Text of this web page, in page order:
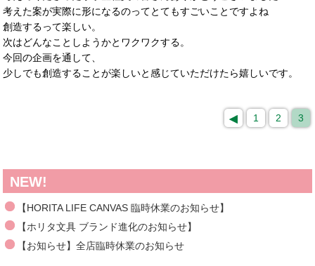
考えた案が実際に形になるのってとてもすごいことですよね
創造するって楽しい。
次はどんなことしようかとワクワクする。
今回の企画を通して、
少しでも創造することが楽しいと感じていただけたら嬉しいです。
1 2 3
NEW!
【HORITA LIFE CANVAS 臨時休業のお知らせ】
【ホリタ文具 ブランド進化のお知らせ】
【お知らせ】全店臨時休業のお知らせ